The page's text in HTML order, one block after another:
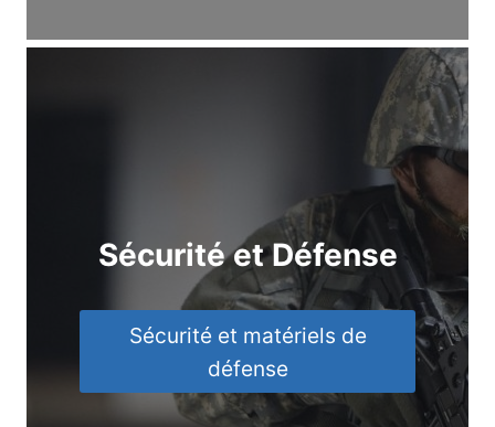
Sécurité et Défense
Sécurité et matériels de
défense